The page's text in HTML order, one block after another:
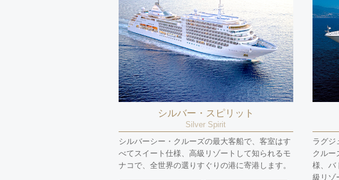
シルバー・スピリット
Silver Spirit
シルバーシー・クルーズの最大客船で、客室はす
べてスイート仕様、高級リゾートして知られるモ
ナコで、全世界の選りすぐりの港に寄港します。
ラグジ
クルー
様、バ
級リゾ